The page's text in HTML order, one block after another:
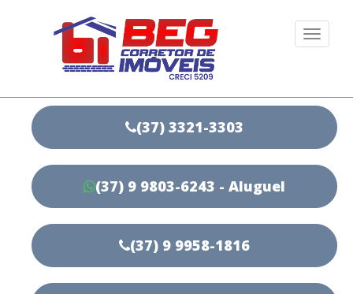
(37) 3321-3303
(37) 9 9803-6243 - Aluguel
(37) 9 9958-1816